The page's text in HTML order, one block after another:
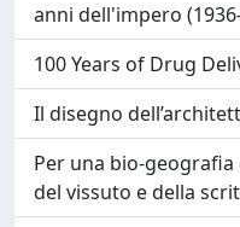
anni dell'impero
100 Years of Drug
Il disegno
Per una bio-
del vissuto e della